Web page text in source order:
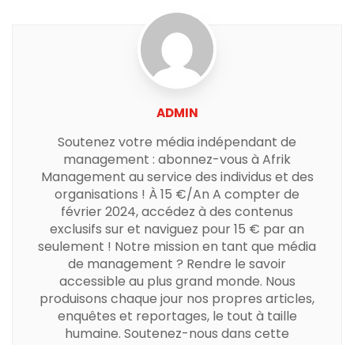
ADMIN
Soutenez votre média indépendant de
management : abonnez-vous à Afrik
Management au service des individus et des
organisations ! À 15 €/An A compter de
février 2024, accédez à des contenus
exclusifs sur et naviguez pour 15 € par an
seulement ! Notre mission en tant que média
de management ? Rendre le savoir
accessible au plus grand monde. Nous
produisons chaque jour nos propres articles,
enquêtes et reportages, le tout à taille
humaine. Soutenez-nous dans cette